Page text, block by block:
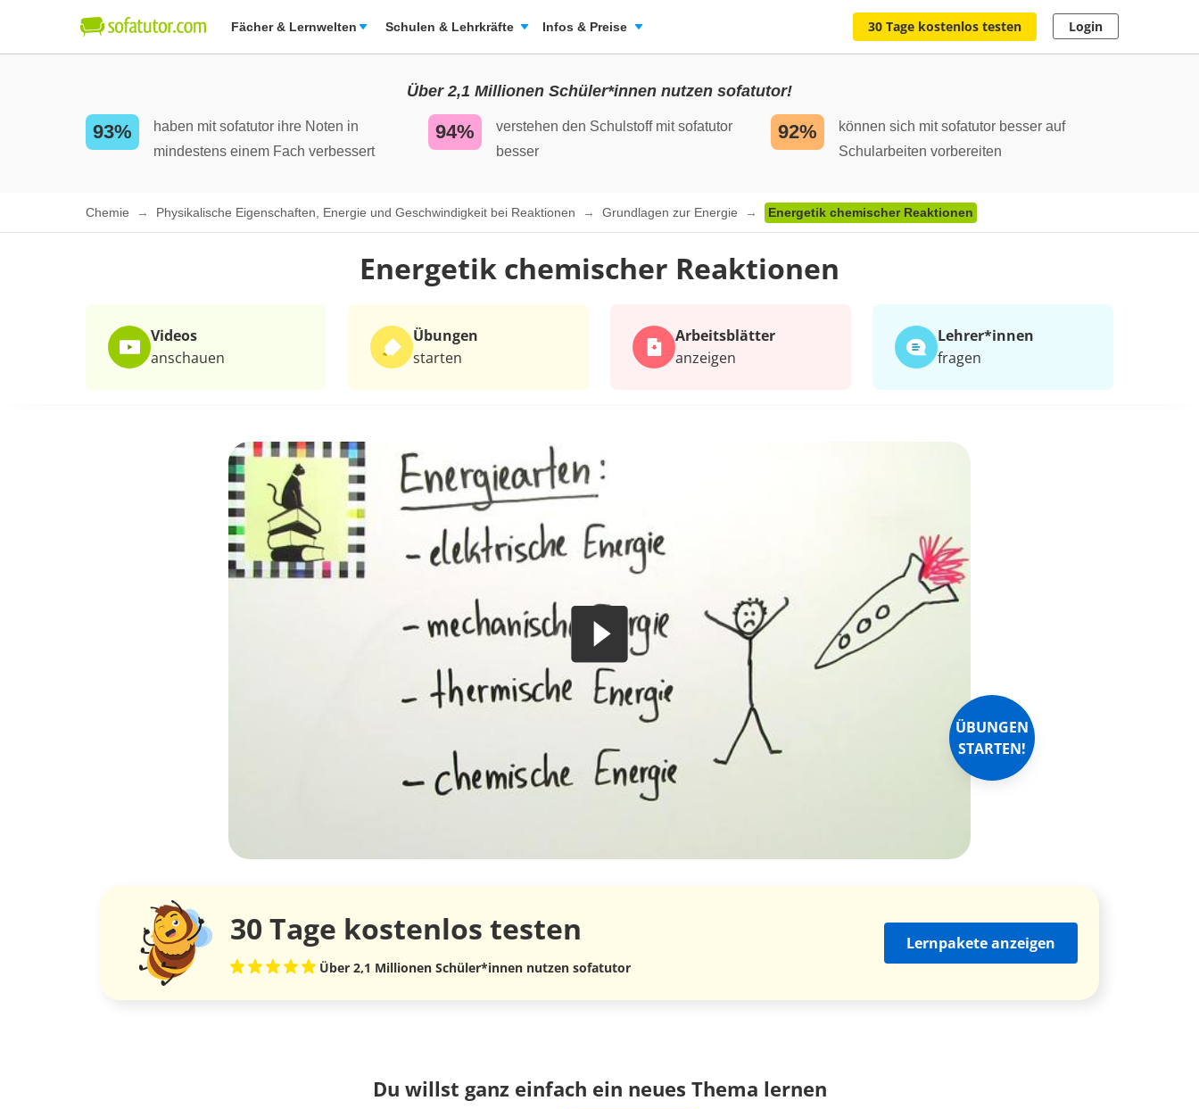
Fächer & Lernwelten Schulen & Lehrkräfte Infos & Preise 30 Tage kostenlos testen Login
Über 2,1 Millionen Schüler*innen nutzen sofatutor!
93%
haben mit sofatutor ihre Noten in
mindestens einem Fach verbessert
94%
verstehen den Schulstoff mit sofatutor
besser
92%
können sich mit sofatutor besser auf
Schularbeiten vorbereiten
Chemie Physikalische Eigenschaften, Energie und Geschwindigkeit bei Reaktionen Grundlagen zur Energie Energetik chemischer Reaktionen
Energetik chemischer Reaktionen
Videos
anschauen
Übungen
starten
Arbeits­blätter
anzeigen
Lehrer*​innen
fragen
ÜBUNGEN
STARTEN!
30 Tage kostenlos testen
Über 2,1 Millionen Schüler*innen nutzen sofatutor
Lernpakete anzeigen
Du willst ganz einfach ein neues Thema lernen